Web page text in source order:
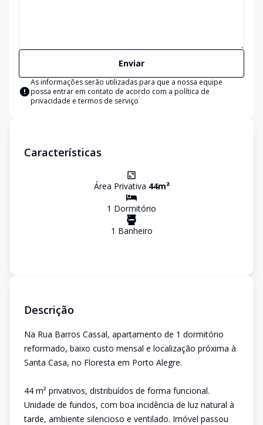
Enviar
As informações serão utilizadas para que a nossa equipe
possa entrar em contato de acordo com a política de
privacidade e termos de serviço
Características
Área Privativa 44m²
1 Dormitório
1 Banheiro
Descrição
Na Rua Barros Cassal, apartamento de 1 dormitório
reformado, baixo custo mensal e localização próxima à
Santa Casa, no Floresta em Porto Alegre.
44 m² privativos, distribuídos de forma funcional.
Unidade de fundos, com boa incidência de luz natural à
tarde, ambiente silencioso e ventilado. Imóvel passou